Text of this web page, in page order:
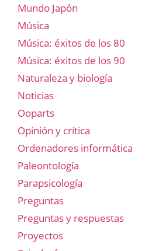
Mundo Japón
Música
Música: éxitos de los 80
Música: éxitos de los 90
Naturaleza y biología
Noticias
Ooparts
Opinión y crítica
Ordenadores informática
Paleontología
Parapsicología
Preguntas
Preguntas y respuestas
Proyectos